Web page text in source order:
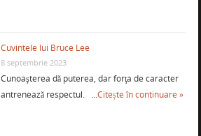
Cuvintele lui Bruce Lee
8 septembrie 2023
Cunoaşterea dă puterea, dar forţa de caracter
antrenează respectul. …Citește în continuare »